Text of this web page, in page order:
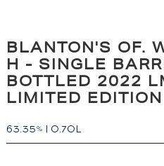
BLANTON'S OF.
H - SINGLE
BOTTLED 2022
LIMITED EDITION
63.35% | 0.70L